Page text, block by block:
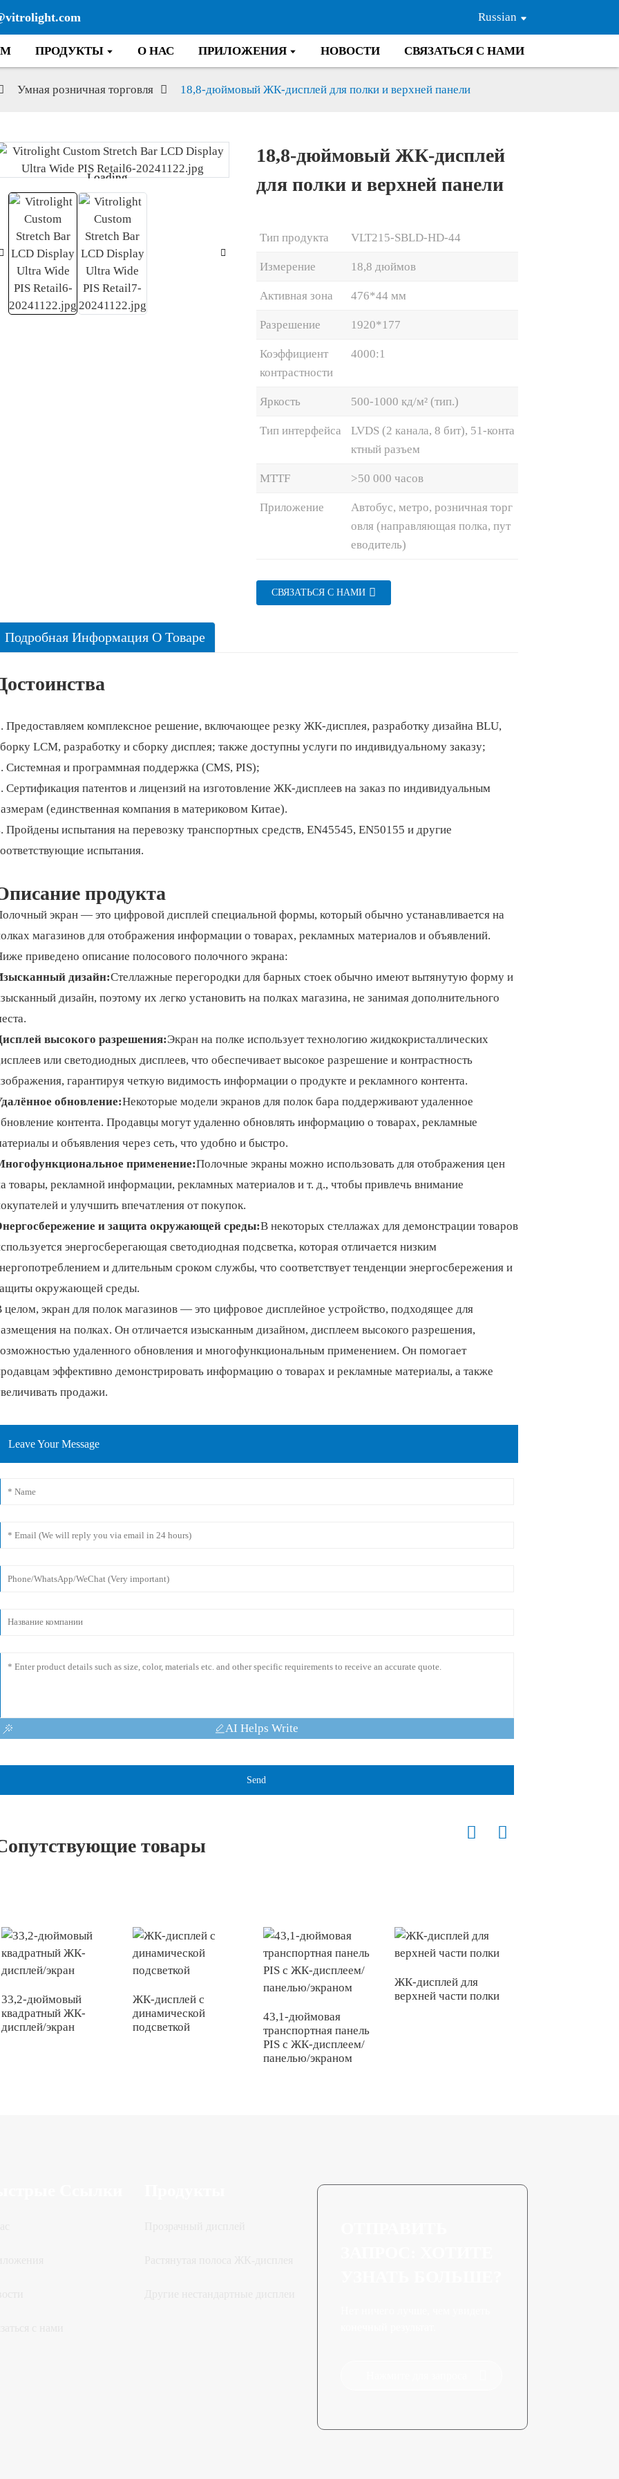
Russian
ПРОДУКТЫ О НАС ПРИЛОЖЕНИЯ НОВОСТИ СВЯЗАТЬСЯ С НАМИ
Умная розничная торговля 18,8-дюймовый ЖК-дисплей для полки и верхней панели
Loading...
Loading...
18,8-дюймовый ЖК-дисплей
для полки и верхней панели
Тип продукта VLT215-SBLD-HD-44
Измерение 18,8 дюймов
Активная зона 476*44 мм
Разрешение 1920*177
Коэффициент
контрастности
4000:1
Яркость 500-1000 кд/м² (тип.)
Тип интерфейса
LVDS (2 канала, 8 бит), 51-конта
ктный разъем
MTTF >50 000 часов
Приложение
Автобус, метро, ​​розничная торг
овля (направляющая полка, пут
еводитель)
СВЯЗАТЬСЯ С НАМИ
Подробная Информация О Товаре
Предоставляем комплексное решение, включающее резку ЖК-дисплея, разработку дизайна BLU,
LCM, разработку и сборку дисплея; также доступны услуги по индивидуальному заказу;
Системная и программная поддержка (CMS, PIS);
Сертификация патентов и лицензий на изготовление ЖК-дисплеев на заказ по индивидуальным
(единственная компания в материковом Китае).
Пройдены испытания на перевозку транспортных средств, EN45545, EN50155 и другие
испытания.
продукта
экран — это цифровой дисплей специальной формы, который обычно устанавливается на
магазинов для отображения информации о товарах, рекламных материалов и объявлений.
приведено описание полосового полочного экрана:
дизайн:Стеллажные перегородки для барных стоек обычно имеют вытянутую форму и
дизайн, поэтому их легко установить на полках магазина, не занимая дополнительного
высокого разрешения:Экран на полке использует технологию жидкокристаллических
или светодиодных дисплеев, что обеспечивает высокое разрешение и контрастность
гарантируя четкую видимость информации о продукте и рекламного контента.
обновление:Некоторые модели экранов для полок бара поддерживают удаленное
контента. Продавцы могут удаленно обновлять информацию о товарах, рекламные
и объявления через сеть, что удобно и быстро.
применение:Полочные экраны можно использовать для отображения цен
товары, рекламной информации, рекламных материалов и т. д., чтобы привлечь внимание
и улучшить впечатления от покупок.
и защита окружающей среды:В некоторых стеллажах для демонстрации товаров
энергосберегающая светодиодная подсветка, которая отличается низким
и длительным сроком службы, что соответствует тенденции энергосбережения и
окружающей среды.
целом, экран для полок магазинов — это цифровое дисплейное устройство, подходящее для
на полках. Он отличается изысканным дизайном, дисплеем высокого разрешения,
удаленного обновления и многофункциональным применением. Он помогает
эффективно демонстрировать информацию о товарах и рекламные материалы, а также
продажи.
Leave Your Message
AI Helps Write
Send
товары
33,2-дюймовый
квадратный ЖК-
дисплей/экран
ЖК-дисплей с
динамической
подсветкой
43,1-дюймовая
транспортная панель
PIS с ЖК-дисплеем/
панелью/экраном
ЖК-дисплей для
верхней части полки